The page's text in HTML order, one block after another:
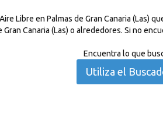
Libre en Palmas de Gran Canaria (Las)
Canaria (Las) o alrededores. Si no
Encuentra lo que
Utiliza el